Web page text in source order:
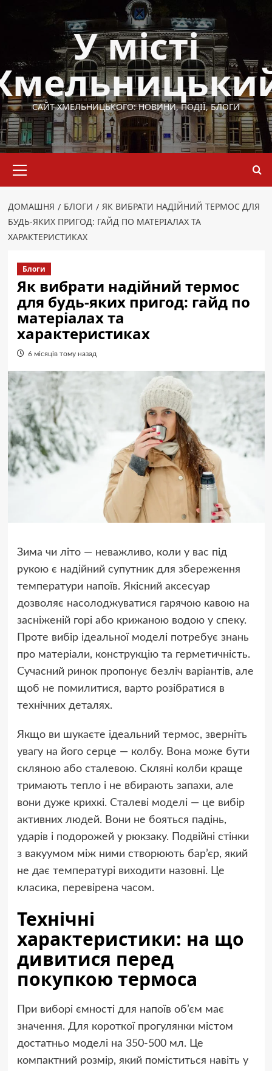
У місті
САЙТ ХМЕЛЬНИЦЬКОГО: НОВИНИ, ПОДІЇ, БЛОГИ
меню
ДОМАШНЯ БЛОГИ
ЯК ВИБРАТИ НАДІЙНИЙ ТЕРМОС ДЛЯ
БУДЬ-ЯКИХ ПРИГОД: ГАЙД ПО МАТЕРІАЛАХ ТА
ХАРАКТЕРИСТИКАХ
Блоги
Як вибрати надійний термос
для будь-яких пригод: гайд по
матеріалах та
характеристиках
6 місяців тому назад
Зима чи літо — неважливо, коли у вас під
рукою є надійний супутник для збереження
температури напоїв. Якісний аксесуар
дозволяє насолоджуватися гарячою кавою на
засніженій горі або крижаною водою у спеку.
Проте вибір ідеальної моделі потребує знань
про матеріали, конструкцію та герметичність.
Сучасний ринок пропонує безліч варіантів, але
щоб не помилитися, варто розібратися в
технічних деталях.
Якщо ви шукаєте ідеальний термос, зверніть
увагу на його серце — колбу. Вона може бути
скляною або сталевою. Скляні колби краще
тримають тепло і не вбирають запахи, але
вони дуже крихкі. Сталеві моделі — це вибір
активних людей. Вони не бояться падінь,
ударів і подорожей у рюкзаку. Подвійні стінки
з вакуумом між ними створюють бар’єр, який
не дає температурі виходити назовні. Це
класика, перевірена часом.
Технічні
характеристики: на що
дивитися перед
покупкою термоса
При виборі ємності для напоїв об’єм має
значення. Для короткої прогулянки містом
достатньо моделі на 350-500 мл. Це
компактний розмір, який поміститься навіть у